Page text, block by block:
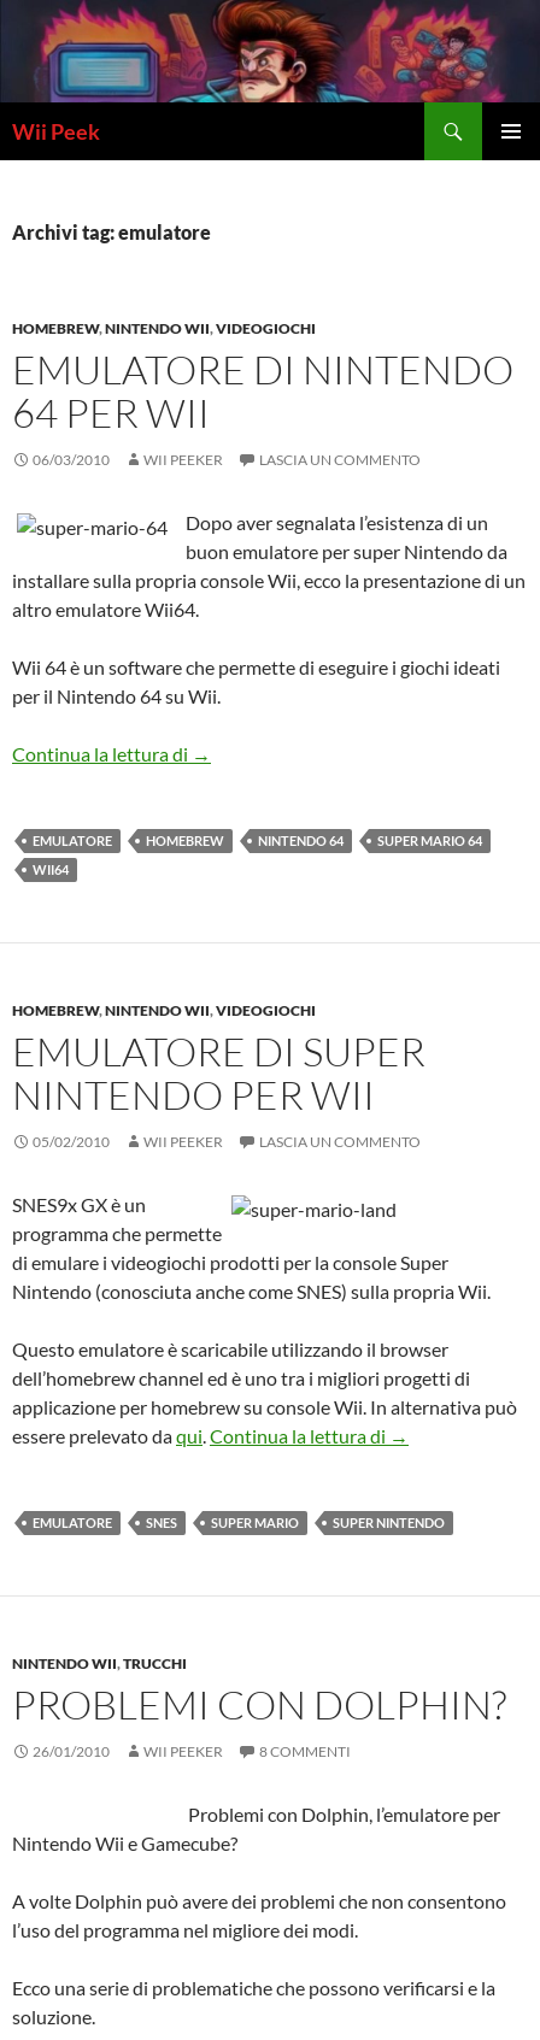
contenuto
Wii Peek
Archivi tag: emulatore
HOMEBREW,NINTENDO WII,VIDEOGIOCHI
EMULATORE DI NINTENDO
64 PER WII
06/03/2010 WII PEEKER LASCIA UN COMMENTO
Dopo aver segnalata l’esistenza di un
buon emulatore per super Nintendo da
installare sulla propria console Wii, ecco la presentazione di un
altro emulatore Wii64.
Wii 64 è un software che permette di eseguire i giochi ideati
per il Nintendo 64 su Wii.
Continua la lettura di Emulatore di Nintendo 64 per Wii
→
EMULATORE HOMEBREW NINTENDO 64
SUPER MARIO 64
WII64
HOMEBREW,NINTENDO WII,VIDEOGIOCHI
EMULATORE DI SUPER
NINTENDO PER WII
05/02/2010 WII PEEKER LASCIA UN COMMENTO
SNES9x GX è un
programma che permette
di emulare i videogiochi prodotti per la console Super
Nintendo (conosciuta anche come SNES) sulla propria Wii.
Questo emulatore è scaricabile utilizzando il browser
dell’homebrew channel ed è uno tra i migliori progetti di
applicazione per homebrew su console Wii. In alternativa può
essere prelevato daqui.Continua la lettura di Emulatore di
→
EMULATORE SNES SUPER MARIO SUPER NINTENDO
NINTENDO WII,TRUCCHI
PROBLEMI CON DOLPHIN?
26/01/2010 WII PEEKER 8 COMMENTI
Problemi con Dolphin, l’emulatore per
Nintendo Wii e Gamecube?
A volte Dolphin può avere dei problemi che non consentono
l’uso del programma nel migliore dei modi.
Ecco una serie di problematiche che possono verificarsi e la
soluzione.